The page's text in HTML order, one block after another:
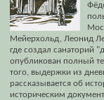
Мейерхольд, Леонид
где создал санаторий
опубликован полный
того, выдержки из
рассказывается об
историческим